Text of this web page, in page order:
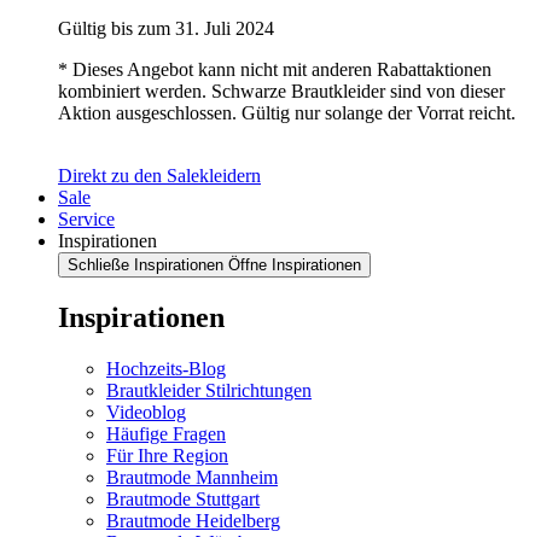
Gültig bis zum 31. Juli 2024
* Dieses Angebot kann nicht mit anderen Rabattaktionen
kombiniert werden. Schwarze Brautkleider sind von dieser
Aktion ausgeschlossen. Gültig nur solange der Vorrat reicht.
Direkt zu den Salekleidern
Sale
Service
Inspirationen
Schließe Inspirationen Öffne Inspirationen
Inspirationen
Hochzeits-Blog
Brautkleider Stilrichtungen
Videoblog
Häufige Fragen
Für Ihre Region
Brautmode Mannheim
Brautmode Stuttgart
Brautmode Heidelberg